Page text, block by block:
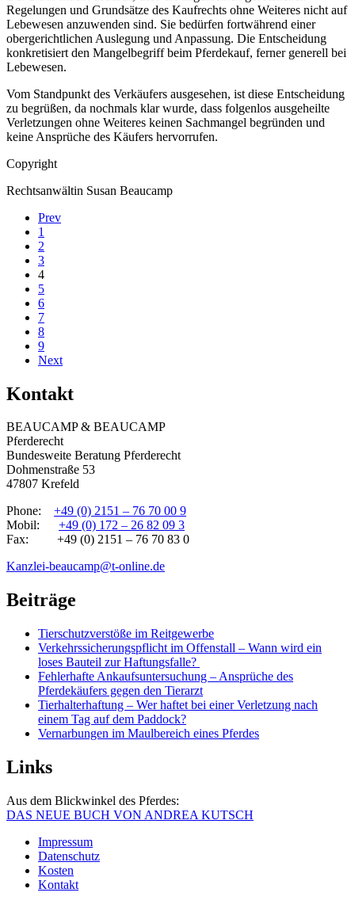
Regelungen und Grundsätze des Kaufrechts ohne Weiteres nicht auf
Lebewesen anzuwenden sind. Sie bedürfen fortwährend einer
obergerichtlichen Auslegung und Anpassung. Die Entscheidung
konkretisiert den Mangelbegriff beim Pferdekauf, ferner generell bei
Lebewesen.
Vom Standpunkt des Verkäufers ausgesehen, ist diese Entscheidung
zu begrüßen, da nochmals klar wurde, dass folgenlos ausgeheilte
Verletzungen ohne Weiteres keinen Sachmangel begründen und
keine Ansprüche des Käufers hervorrufen.
Copyright
Rechtsanwältin Susan Beaucamp
Prev
1
2
3
4
5
6
7
8
9
Next
Kontakt
BEAUCAMP & BEAUCAMP
Pferderecht
Bundesweite Beratung Pferderecht
Dohmenstraße 53
47807 Krefeld
Phone: +49 (0) 2151 – 76 70 00 9
Mobil: +49 (0) 172 – 26 82 09 3
Fax: +49 (0) 2151 – 76 70 83 0
Kanzlei-beaucamp@t-online.de
Beiträge
Tierschutzverstöße im Reitgewerbe
Verkehrssicherungspflicht im Offenstall – Wann wird ein
loses Bauteil zur Haftungsfalle?
Fehlerhafte Ankaufsuntersuchung – Ansprüche des
Pferdekäufers gegen den Tierarzt
Tierhalterhaftung – Wer haftet bei einer Verletzung nach
einem Tag auf dem Paddock?
Vernarbungen im Maulbereich eines Pferdes
Links
Aus dem Blickwinkel des Pferdes:
DAS NEUE BUCH VON ANDREA KUTSCH
Impressum
Datenschutz
Kosten
Kontakt